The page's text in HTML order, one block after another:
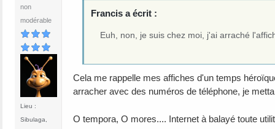
non
modérable
Lieu :
Sibulaga,
Francis a écrit :
Euh, non, je suis chez moi, j'ai arraché
Cela me rappelle mes affiches d'un temps
arracher avec des numéros de téléphone, je
O tempora, O mores.... Internet à balayé toute